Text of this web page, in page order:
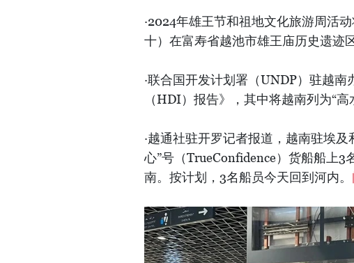
·2024年雄王节和祖地文化旅游周活
十）在富寿省越池市雄王庙历史遗迹
·联合国开发计划署（UNDP）驻越
（HDI）报告》，其中将越南列为“高
·越通社驻开罗记者报道，越南驻埃
心”号（TrueConfidence）货船船上3
南。按计划，3名船员今天回到河内。